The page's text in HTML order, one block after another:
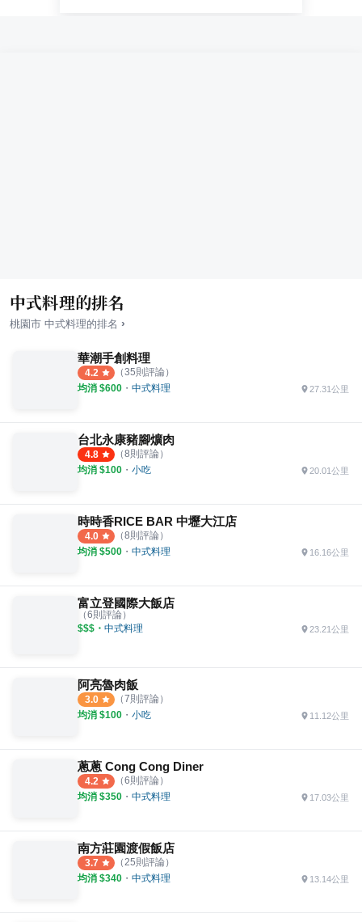
中式料理的排名
桃園市 中式料理的排名 ›
華潮手創料理
4.2 （35則評論）
均消 $600 ・ 中式料理 27.31公里
台北永康豬腳爌肉
4.8 （8則評論）
均消 $100 ・ 小吃 20.01公里
時時香RICE BAR 中壢大江店
4.0 （8則評論）
均消 $500 ・ 中式料理 16.16公里
富立登國際大飯店
（6則評論）
$$$ ・ 中式料理 23.21公里
阿亮魯肉飯
3.0 （7則評論）
均消 $100 ・ 小吃 11.12公里
蔥蔥 Cong Cong Diner
4.2 （6則評論）
均消 $350 ・ 中式料理 17.03公里
南方莊園渡假飯店
3.7 （25則評論）
均消 $340 ・ 中式料理 13.14公里